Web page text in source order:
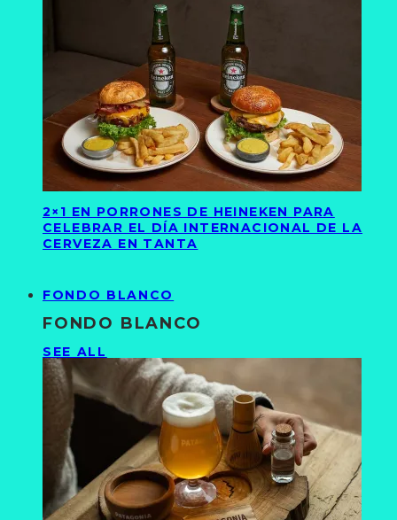
2×1 EN PORRONES DE HEINEKEN PARA
CELEBRAR EL DÍA INTERNACIONAL DE LA
CERVEZA EN TANTA
FONDO BLANCO
FONDO BLANCO
SEE ALL